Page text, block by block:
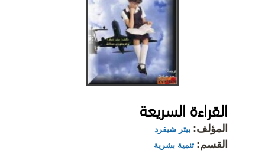
القراءة السريعة
المؤلف: بيتر شيفرد
القسم: تنمية بشرية